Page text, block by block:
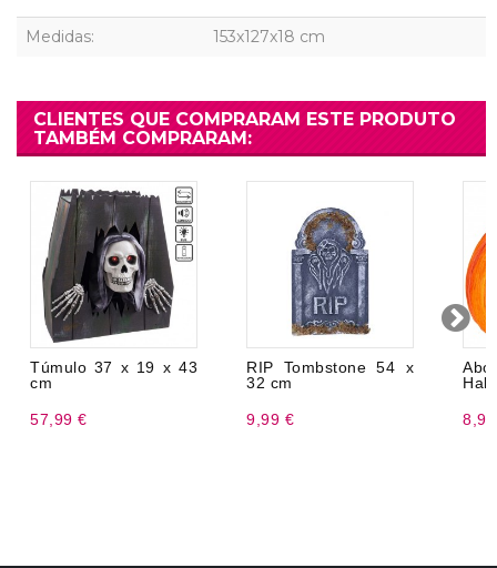
Medidas: 153x127x18 cm
CLIENTES QUE COMPRARAM ESTE PRODUTO
TAMBÉM COMPRARAM:
Túmulo 37 x 19 x 43
cm
57,99 €
RIP Tombstone 54 x
32 cm
9,99 €